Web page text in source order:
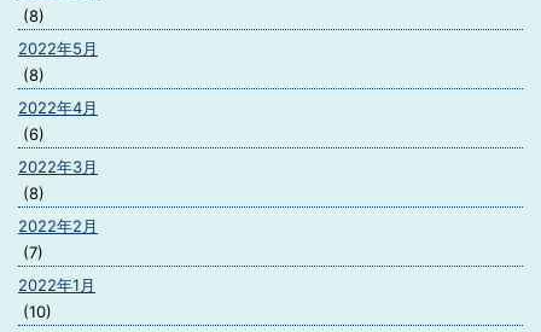
(8)
2022年5月
(8)
2022年4月
(6)
2022年3月
(8)
2022年2月
(7)
2022年1月
(10)